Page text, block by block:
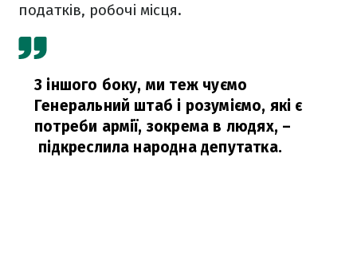
податків, робочі місця.
З іншого боку, ми теж чуємо
Генеральний штаб і розуміємо, які є
потреби армії, зокрема в людях, –
підкреслила народна депутатка.